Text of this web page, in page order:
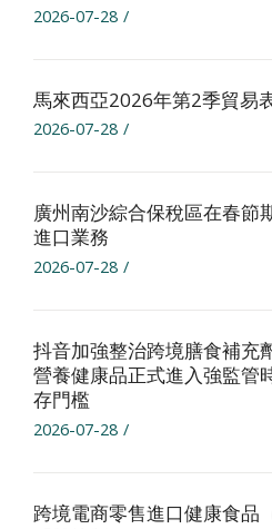
2026-07-28 /
馬來西亞2026年第2季貿易
2026-07-28 /
廣州南沙綜合保稅區在春節
進口業務
2026-07-28 /
抖音加強整治跨境膳食補充
營養健康品正式進入強監管
存門檻
2026-07-28 /
跨境電商零售進口健康食品